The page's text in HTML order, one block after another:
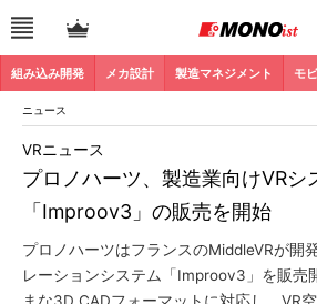
組み込み開発 メカ設計 製造マネジメント モ
ニュース
プロノハーツ、製造業向けVRシ
「Improov3」の販売を開始
VRニュース
プロノハーツはフランスのMiddleVRが開
レーションシステム「Improov3」を販売